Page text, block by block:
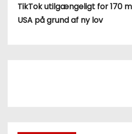
TikTok utilgængeligt for 170
USA på grund af ny lov